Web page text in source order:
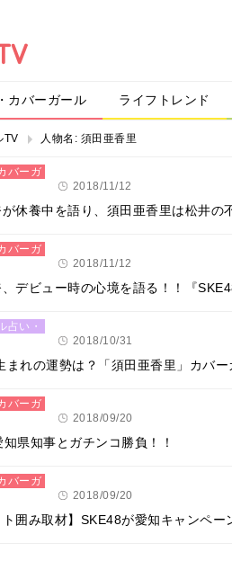
カバーガール ライフトレンド
TV 人物名: 須田亜香里
バーガ
2018/11/12
休養中を語り、須田亜香里は松井の
バーガ
2018/11/12
デビュー時の心境を語る！！『
占い・
2018/10/31
まれの運勢は？「須田亜香里」カバ
バーガ
2018/09/20
県知事とガチンコ勝負！！
バーガ
2018/09/20
ト囲み取材】SKE48が愛知キャンペー